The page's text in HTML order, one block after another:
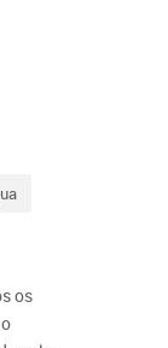
os